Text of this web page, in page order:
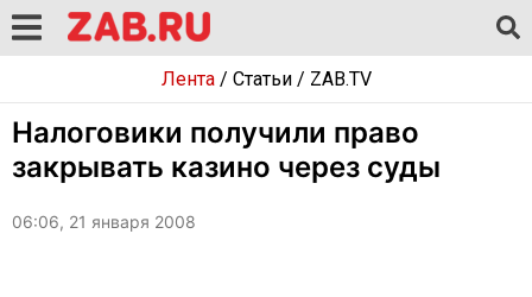
Лента/ Статьи/ ZAB.TV
Налоговики получили право
закрывать казино через суды
06:06, 21 января 2008